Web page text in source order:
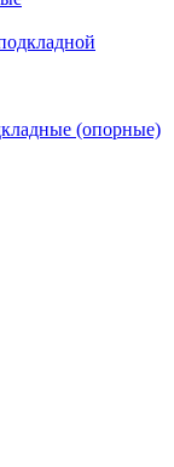
(опорные)